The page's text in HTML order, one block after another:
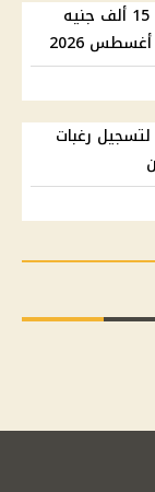
وظائف خالية برواتب تصل إلى 15 ألف جنيه
2026
رغبات